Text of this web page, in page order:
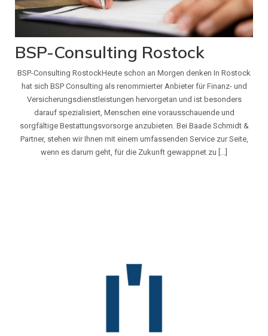
BSP-Consulting Rostock
BSP-Consulting RostockHeute schon an Morgen denken In Rostock
hat sich BSP Consulting als renommierter Anbieter für Finanz- und
Versicherungsdienstleistungen hervorgetan und ist besonders
darauf spezialisiert, Menschen eine vorausschauende und
sorgfältige Bestattungsvorsorge anzubieten. Bei Baade Schmidt &
Partner, stehen wir Ihnen mit einem umfassenden Service zur Seite,
wenn es darum geht, für die Zukunft gewappnet zu [...]